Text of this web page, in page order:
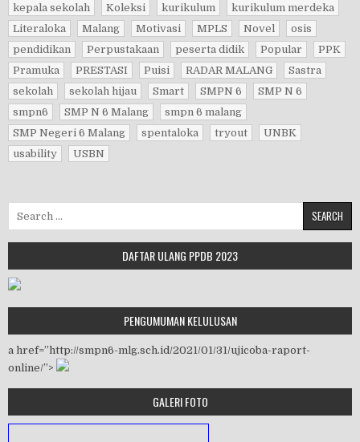
kepala sekolah
Koleksi kurikulum
kurikulum merdeka
Literaloka
Malang Motivasi MPLS Novel
osis
pendidikan
Perpustakaan peserta didik Popular
PPK
Pramuka
PRESTASI Puisi RADAR MALANG
Sastra
sekolah
sekolah hijau Smart SMPN 6
SMP N 6
smpn6
SMP N 6 Malang
smpn 6 malang
SMP Negeri 6 Malang
spentaloka tryout
UNBK
usability
USBN
DAFTAR ULANG PPDB 2023
PENGUMUMAN KELULUSAN
a href=”http://smpn6-mlg.sch.id/2021/01/31/ujicoba-raport-
online/”>
GALERI FOTO